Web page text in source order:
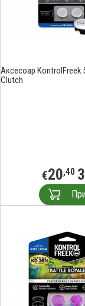
Аксесоар KontrolFreek
Clutch
€20,40